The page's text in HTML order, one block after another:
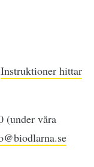
Instruktioner hittar
(under våra